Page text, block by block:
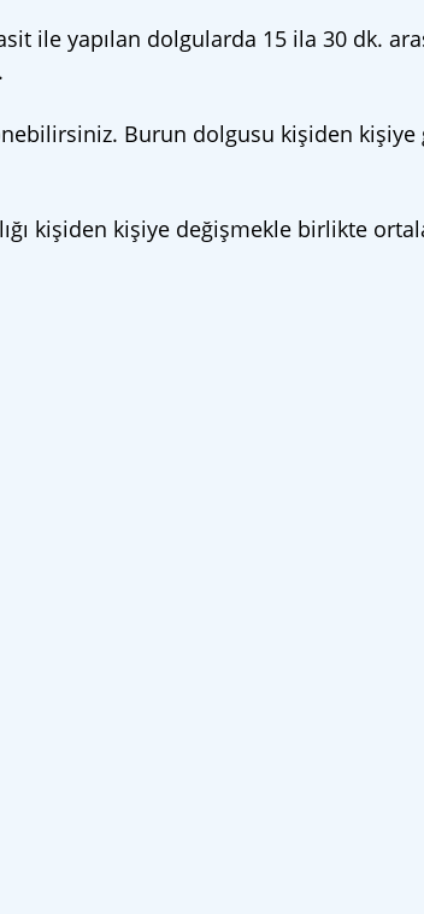
ile yapılan dolgularda 15 ila 30 dk.
Burun dolgusu kişiden
kişiden kişiye değişmekle birlikte